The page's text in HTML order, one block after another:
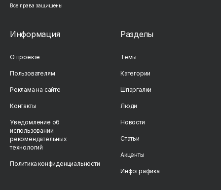
Все права защищены
Информация
О проекте
Пользователям
Реклама на сайте
Контакты
Уведомление об
использовании
рекомендательных
технологий
Политика конфиденциальности
Разделы
Темы
Категории
Шпаргалки
Люди
Новости
Статьи
Акценты
Инфографика